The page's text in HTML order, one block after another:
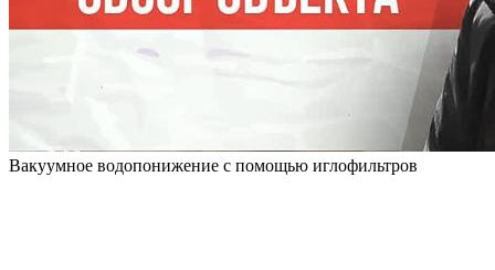
Вакуумное водопонижение с помощью иглофильтров